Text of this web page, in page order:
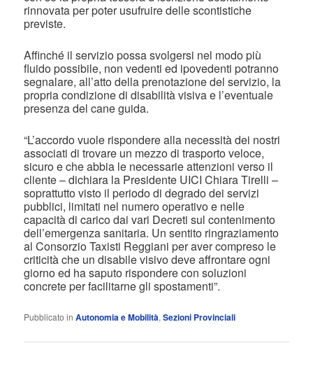
rinnovata per poter usufruire delle scontistiche
previste.
Affinché il servizio possa svolgersi nel modo più
fluido possibile, non vedenti ed ipovedenti potranno
segnalare, all’atto della prenotazione del servizio, la
propria condizione di disabilità visiva e l’eventuale
presenza del cane guida.
“L’accordo vuole rispondere alla necessità dei nostri
associati di trovare un mezzo di trasporto veloce,
sicuro e che abbia le necessarie attenzioni verso il
cliente – dichiara la Presidente UICI Chiara Tirelli –
soprattutto visto il periodo di degrado dei servizi
pubblici, limitati nel numero operativo e nelle
capacità di carico dai vari Decreti sul contenimento
dell’emergenza sanitaria. Un sentito ringraziamento
al Consorzio Taxisti Reggiani per aver compreso le
criticità che un disabile visivo deve affrontare ogni
giorno ed ha saputo rispondere con soluzioni
concrete per facilitarne gli spostamenti”.
Pubblicato in Autonomia e Mobilità,Sezioni Provinciali